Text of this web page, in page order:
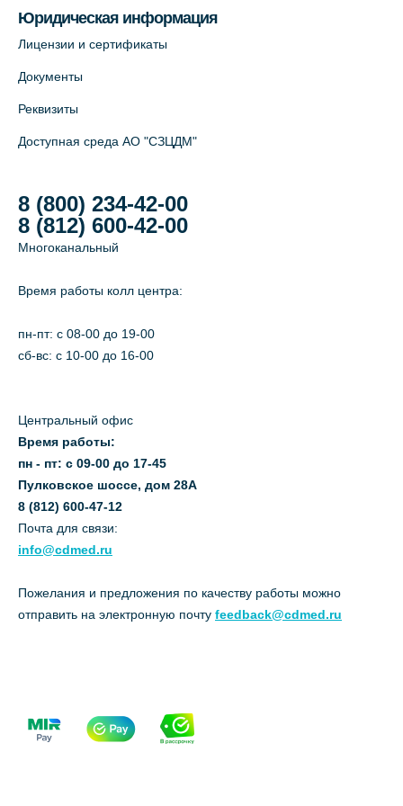
Юридическая информация
Лицензии и сертификаты
Документы
Реквизиты
Доступная среда АО "СЗЦДМ"
8 (800) 234-42-00
8 (812) 600-42-00
Многоканальный
Время работы колл центра:
пн-пт: c 08-00 до 19-00
сб-вс: с 10-00 до 16-00
Центральный офис
Время работы:
пн - пт: с 09-00 до 17-45
Пулковское шоссе, дом 28А
8 (812) 600-47-12
Почта для связи:
info@cdmed.ru
Пожелания и предложения по качеству работы можно
отправить на электронную почту feedback@cdmed.ru